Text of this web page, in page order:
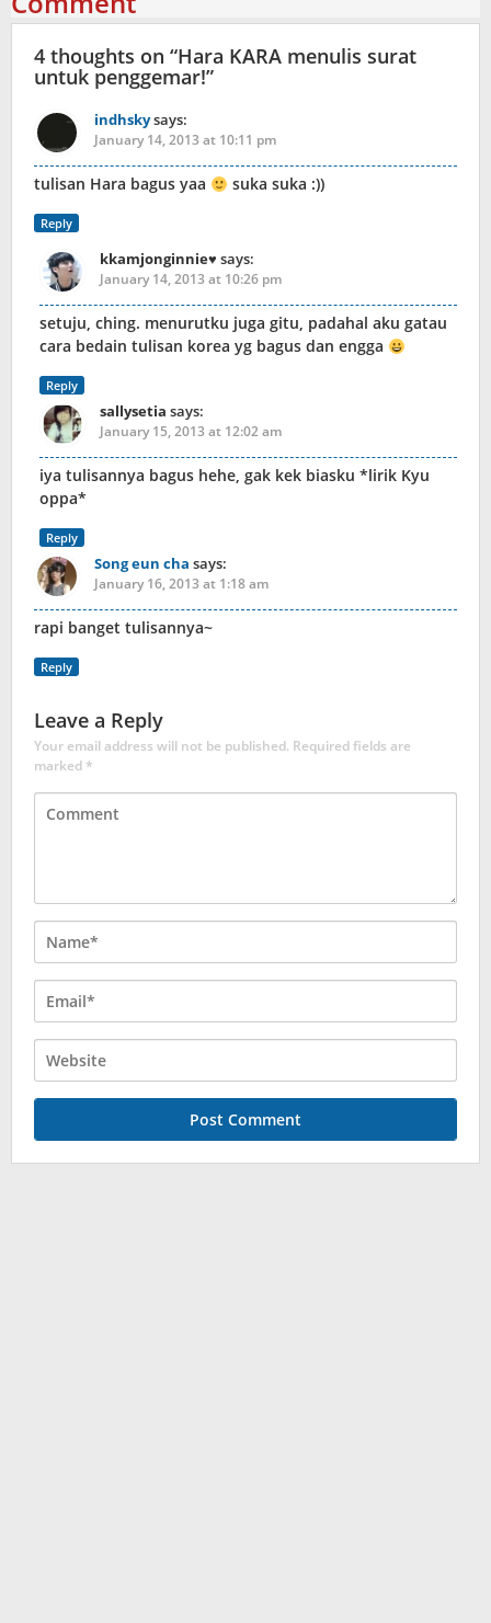
4 thoughts on “Hara KARA menulis surat
untuk penggemar!”
indhskysays:
January 14, 2013 at 10:11 pm
tulisan Hara bagus yaa suka suka :))
Reply
kkamjonginnie♥ says:
January 14, 2013 at 10:26 pm
setuju, ching. menurutku juga gitu, padahal aku gatau
cara bedain tulisan korea yg bagus dan engga
Reply
sallysetia says:
January 15, 2013 at 12:02 am
iya tulisannya bagus hehe, gak kek biasku *lirik Kyu
oppa*
Reply
Song eun cha says:
January 16, 2013 at 1:18 am
rapi banget tulisannya~
Reply
Leave a Reply
Your email address will not be published. Required fields are
marked*